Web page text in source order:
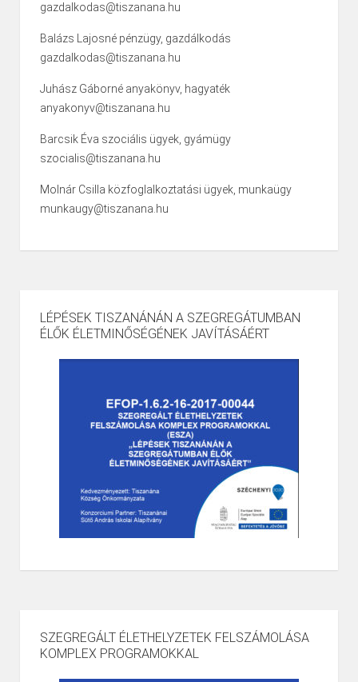
gazdalkodas@tiszanana.hu
Balázs Lajosné pénzügy, gazdálkodás
gazdalkodas@tiszanana.hu
Juhász Gáborné anyakönyv, hagyaték
anyakonyv@tiszanana.hu
Barcsik Éva szociális ügyek, gyámügy
szocialis@tiszanana.hu
Molnár Csilla közfoglalkoztatási ügyek, munkaügy
munkaugy@tiszanana.hu
LÉPÉSEK TISZANÁNÁN A SZEGREGÁTUMBAN
ÉLŐK ÉLETMINŐSÉGÉNEK JAVÍTÁSÁÉRT
SZEGREGÁLT ÉLETHELYZETEK FELSZÁMOLÁSA
KOMPLEX PROGRAMOKKAL